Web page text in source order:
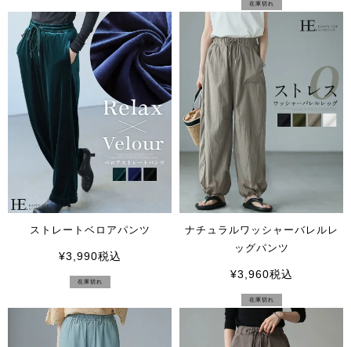
在庫切れ
ストレートベロアパンツ
¥3,990税込
在庫切れ
ナチュラルワッシャーバレルレ
ッグパンツ
¥3,960税込
在庫切れ